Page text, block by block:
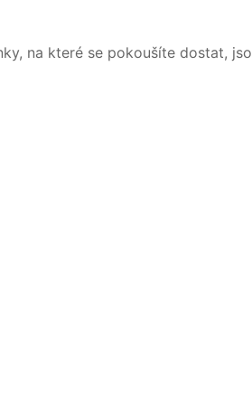
na které se pokoušíte dostat,